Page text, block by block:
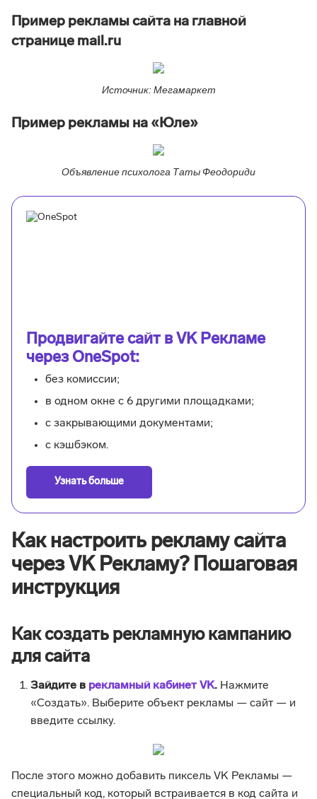
Пример рекламы сайта на главной
странице mail.ru
Источник: Мегамаркет
Пример рекламы на «Юле»
Объявление психолога Таты Феодориди
Продвигайте сайт в VK Рекламе
через OneSpot:
без комиссии;
в одном окне с 6 другими площадками;
с закрывающими документами;
с кэшбэком.
Узнать больше
Как настроить рекламу сайта
через VK Рекламу? Пошаговая
инструкция
Как создать рекламную кампанию
для сайта
Зайдите в рекламный кабинет VK. Нажмите
«Создать». Выберите объект рекламы — сайт — и
введите ссылку.
После этого можно добавить пиксель VK Рекламы —
специальный код, который встраивается в код сайта и